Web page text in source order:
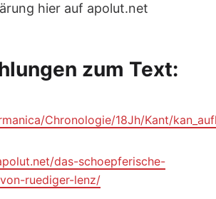
hier auf apolut.net
zum Text:
Chronologie/18Jh/Kant/
das-schoepferische-
ruediger-lenz/